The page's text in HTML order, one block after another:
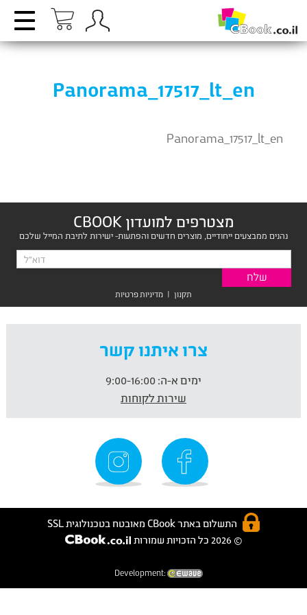
Panorama_17517_lt_en
Panorama_17517_lt_en
מצטרפים למועדון CBOOK
נהנים ממבצעים ייחודיים, מוצרים חדשים והפתעות- ישירות לתיבת המייל שלכם
תקנון | מדיניות פרטיות
צרו איתנו קשר
ימים א-ה:
שירות לקוחות
התשלום באתר CBook מאובטח בטכנולוגית SSL
© 2026 כל הזכויות שמורות
Development: